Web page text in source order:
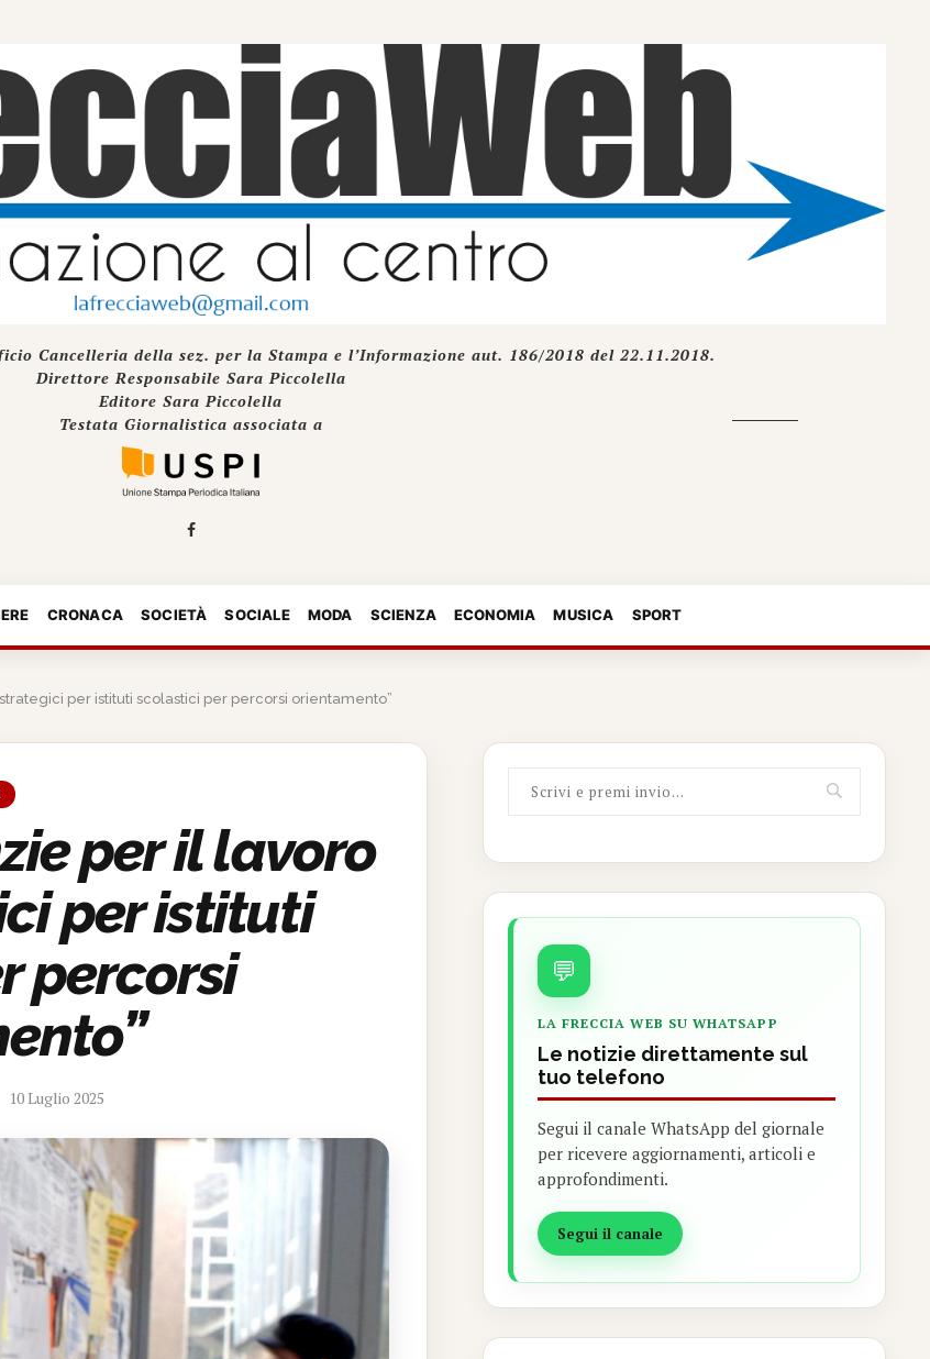
Cancelleria della sez. per la Stampa e l’Informazione aut. 186/2018 del 22.11.2018.
Direttore Responsabile Sara Piccolella
Editore Sara Piccolella
Testata Giornalistica associata a
CRONACA SOCIETÀ SOCIALE MODA SCIENZA ECONOMIA MUSICA SPORT
per istituti scolastici per percorsi orientamento”
per il lavoro
per istituti
percorsi
10 Luglio 2025
💬
LA FRECCIA WEB SU WHATSAPP
Le notizie direttamente sul
tuo telefono
Segui il canale WhatsApp del giornale
per ricevere aggiornamenti, articoli e
approfondimenti.
Segui il canale